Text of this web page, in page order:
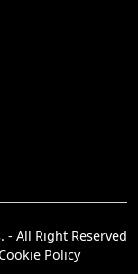
- All Right Reserved
Cookie Policy